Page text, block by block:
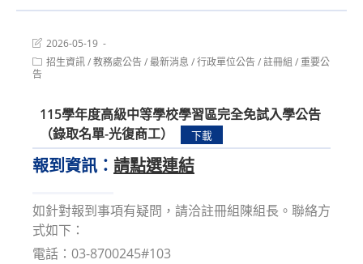
Post
last
modified:
2026-05-19
Post
category:
招生資訊/教務處公告/最新消息 /行政單位公告/註冊組 /重要公
告
115學年度高級中等學校學習區完全免試入學公告
（錄取名單-光復商工）
下載
報到資訊： 請點選連結
如針對報到事項有疑問，請洽註冊組陳組長。聯絡方
式如下：
電話：03-8700245#103